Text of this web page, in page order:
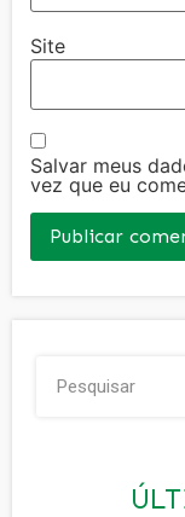
Site
Salvar meus
vez que eu